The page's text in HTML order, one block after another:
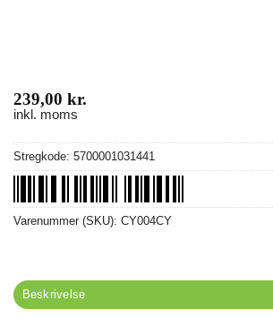
239,00 kr.
inkl. moms
Stregkode: 5700001031441
Varenummer (SKU): CY004CY
Beskrivelse